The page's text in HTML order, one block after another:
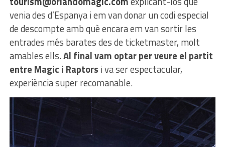
venia des d’Espanya i em van donar un codi especial
de descompte amb què encara em van sortir les
entrades més barates des de ticketmaster, molt
amables ells.Al final vam optar per veure el partit
entre Magic i Raptors i va ser espectacular,
experiència super recomanable.